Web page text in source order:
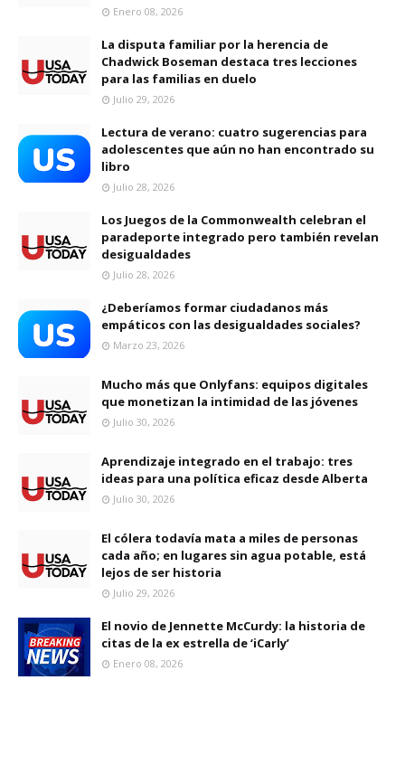
Enero 08, 2026
La disputa familiar por la herencia de
Chadwick Boseman destaca tres lecciones
para las familias en duelo
Julio 29, 2026
Lectura de verano: cuatro sugerencias para
adolescentes que aún no han encontrado su
libro
Julio 28, 2026
Los Juegos de la Commonwealth celebran el
paradeporte integrado pero también revelan
desigualdades
Julio 28, 2026
¿Deberíamos formar ciudadanos más
empáticos con las desigualdades sociales?
Marzo 23, 2026
Mucho más que Onlyfans: equipos digitales
que monetizan la intimidad de las jóvenes
Julio 30, 2026
Aprendizaje integrado en el trabajo: tres
ideas para una política eficaz desde Alberta
Julio 30, 2026
El cólera todavía mata a miles de personas
cada año; en lugares sin agua potable, está
lejos de ser historia
Julio 29, 2026
El novio de Jennette McCurdy: la historia de
citas de la ex estrella de ‘iCarly’
Enero 08, 2026